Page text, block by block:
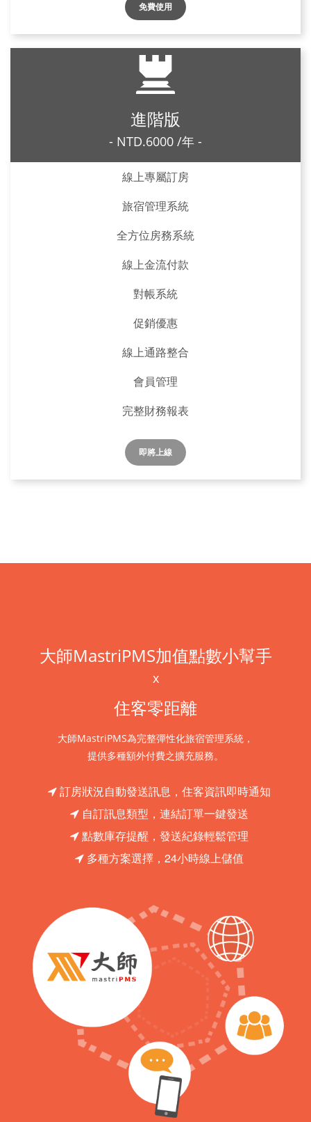
免費使用
進階版
- NTD.6000 /年 -
線上專屬訂房
旅宿管理系統
全方位房務系統
線上金流付款
對帳系統
促銷優惠
線上通路整合
會員管理
完整財務報表
即將上線
大師MastriPMS加值點數小幫手
x
住客零距離
大師MastriPMS為完整彈性化旅宿管理系統，
提供多種額外付費之擴充服務。
訂房狀況自動發送訊息，住客資訊即時通知
自訂訊息類型，連結訂單一鍵發送
點數庫存提醒，發送紀錄輕鬆管理
多種方案選擇，24小時線上儲值